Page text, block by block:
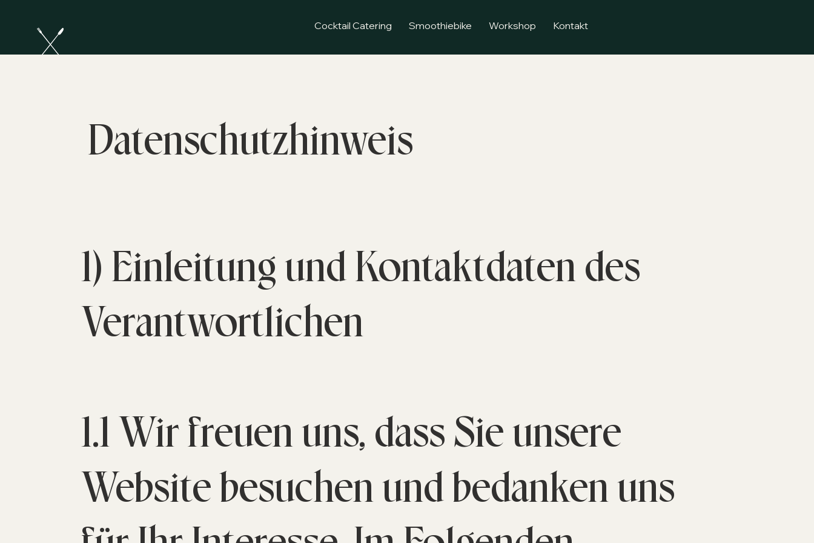
Cocktail Catering Smoothiebike Workshop Kontakt
Datenschutzhinweis
1) Einleitung und Kontaktdaten des
Verantwortlichen
1.1 Wir freuen uns, dass Sie unsere
Website besuchen und bedanken uns